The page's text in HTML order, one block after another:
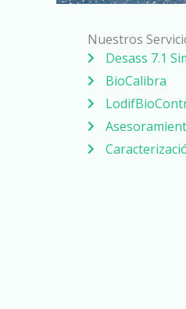
Nuestros
Desass 7.1
BioCalibra